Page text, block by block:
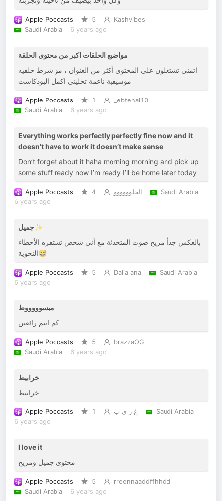
Apple Podcasts 5
Kashvibes
Saudi Arabia
6 years ago
مواضيع الحلقات اكبر من محتوى الحلقة
اتمنى تشتغلون على المحتوى أكثر من العنوان ، مو شرط خلفيه
موسيقية ناعمة تخليني اكمل البودكاست
Apple Podcasts 1
_ebtehal10
Saudi Arabia
6 years ago
Everything works perfectly perfectly fine now and it
doesn’t have to work it doesn’t make sense
Don’t forget about it haha morning morning and pick up
some stuff ready now I’m ready I’ll be home later today
Apple Podcasts 4 الحلوووووو
Saudi Arabia
6 years ago
جميل✨
بالعكس جداً مريح صوت المتحدثة مع أني شخص تستفزه الأخطاء
النحوية😅
Apple Podcasts 5 Dalia ana
Saudi Arabia
6 years ago
مبسوووووط
كم انتم رائعين
Apple Podcasts 5
brazzaOG
Saudi Arabia
6 years ago
خرابيط
خرابيط
Apple Podcasts 1 غ ر ي ب
Saudi Arabia
6 years ago
I love it
محتوى جميل ومريح
Apple Podcasts 5
rreennaaddffhhdd
Saudi Arabia
6 years ago